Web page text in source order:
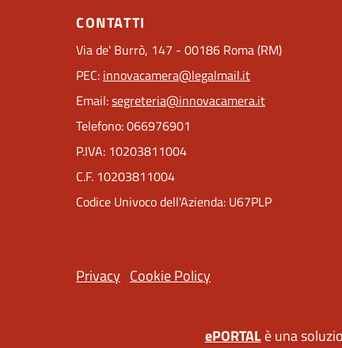
CONTATTI
Via de' Burrò, 147 - 00186 Roma (RM)
PEC: innovacamera@legalmail.it
Email:segreteria@innovacamera.it
Telefono: 066976901
P.IVA: 10203811004
C.F. 10203811004
Codice Univoco dell'Azienda: U67PLP
Privacy Cookie Policy
ePORTALè una